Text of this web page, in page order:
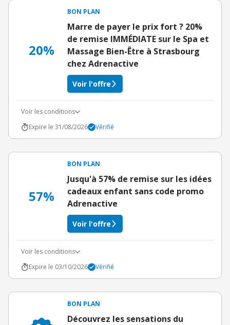
20%
BON PLAN
Marre de payer le prix fort ? 20%
de remise IMMÉDIATE sur le Spa et
Massage Bien-Être à Strasbourg
chez Adrenactive
Voir l'offre
Voir les conditions
Expire le 31/08/2026
Vérifié
57%
BON PLAN
Jusqu'à 57% de remise sur les idées
cadeaux enfant sans code promo
Adrenactive
Voir l'offre
Voir les conditions
Expire le 03/10/2026
Vérifié
BON PLAN
Découvrez les sensations du